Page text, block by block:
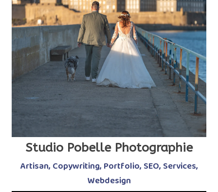
Studio Pobelle Photographie
Artisan, Copywriting, Portfolio, SEO, Services,
Webdesign